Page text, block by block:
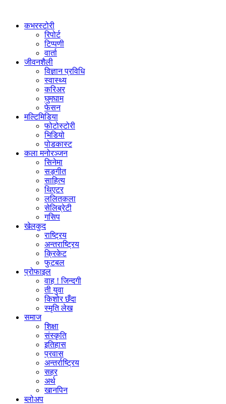
कभरस्टोरी
रिपोर्ट
टिप्पणी
वार्ता
जीवनशैली
विज्ञान प्रविधि
स्वास्थ्य
करिअर
घुमघाम
फेसन
मल्टिमिडिया
फोटोस्टोरी
भिडियो
पोडकास्ट
कला मनोरञ्जन
सिनेमा
सङ्गीत
साहित्य
थिएटर
ललितकला
सेलिब्रेटी
गसिप
खेलकुद
राष्ट्रिय
अन्तराष्ट्रिय
क्रिकेट
फुटबल
प्रोफाइल
वाह ! जिन्दगी
ती युवा
किशोर छँदा
स्मृति लेख
समाज
शिक्षा
संस्कृति
इतिहास
प्रवास
अन्तर्राष्ट्रिय
सहर
अर्थ
खानपिन
ब्लोअप